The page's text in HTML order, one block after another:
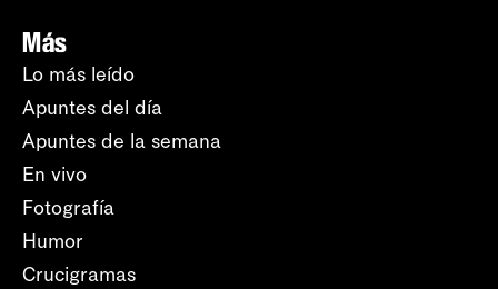
Más
Lo más leído
Apuntes del día
Apuntes de la semana
En vivo
Fotografía
Humor
Crucigramas